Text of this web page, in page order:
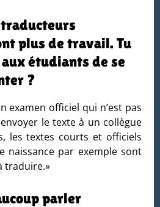
plus de travail. Tu
étudiants de se
?
examen officiel qui n’est pas
le texte à un collègue
les textes courts et officiels
naissance par exemple sont
traduire.»
parler